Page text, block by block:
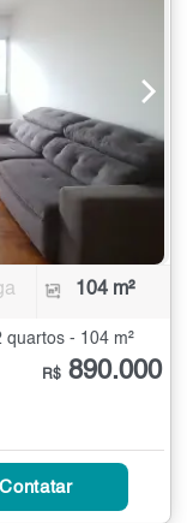
104 m²
quartos - 104 m²
R$ 890.000
Contatar